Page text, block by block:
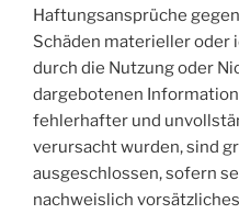
Haftungsansprüche
Schäden materieller oder
durch die Nutzung oder
dargebotenen
fehlerhafter und
verursacht wurden, sind
ausgeschlossen, sofern
nachweislich